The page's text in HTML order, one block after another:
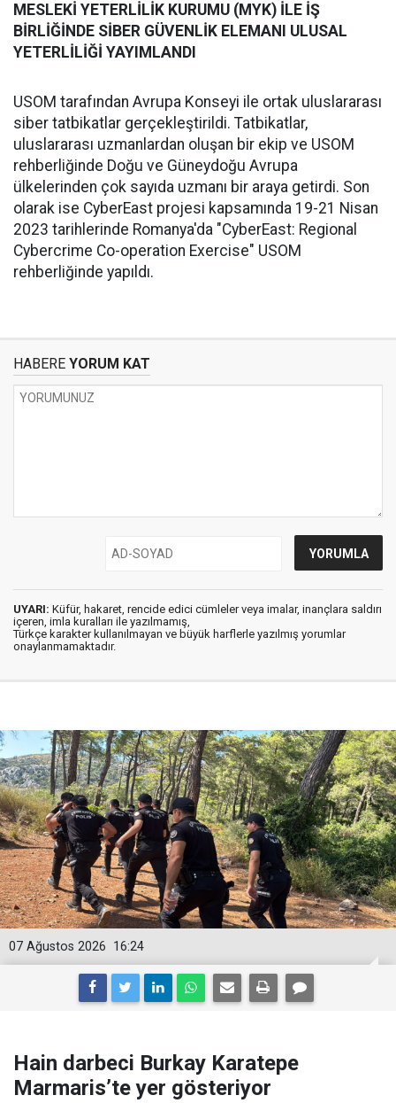
MESLEKİ YETERLİLİK KURUMU (MYK) İLE İŞ
BİRLİĞİNDE SİBER GÜVENLİK ELEMANI ULUSAL
YETERLİLİĞİ YAYIMLANDI
USOM tarafından Avrupa Konseyi ile ortak uluslararası
siber tatbikatlar gerçekleştirildi. Tatbikatlar,
uluslararası uzmanlardan oluşan bir ekip ve USOM
rehberliğinde Doğu ve Güneydoğu Avrupa
ülkelerinden çok sayıda uzmanı bir araya getirdi. Son
olarak ise CyberEast projesi kapsamında 19-21 Nisan
2023 tarihlerinde Romanya'da "CyberEast: Regional
Cybercrime Co-operation Exercise" USOM
rehberliğinde yapıldı.
HABERE YORUM KAT
UYARI: Küfür, hakaret, rencide edici cümleler veya imalar, inançlara saldırı
içeren, imla kuralları ile yazılmamış,
Türkçe karakter kullanılmayan ve büyük harflerle yazılmış yorumlar
onaylanmamaktadır.
16:24
07 Ağustos 2026
Hain darbeci Burkay Karatepe
Marmaris’te yer gösteriyor